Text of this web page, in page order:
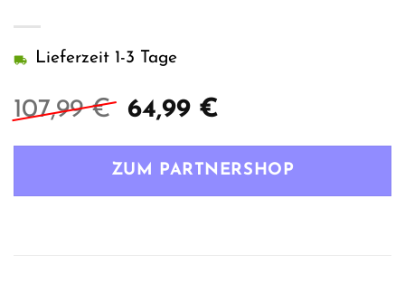
107,99€
Ursprünglicher
war:
64,99 €Aktueller
ist:
Lieferzeit 1-3 Tage
ZUM PARTNERSHOP